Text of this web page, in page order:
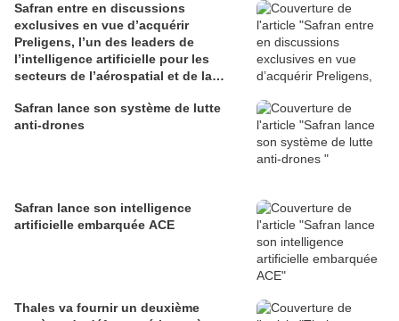
Safran entre en discussions
exclusives en vue d’acquérir
Preligens, l’un des leaders de
l’intelligence artificielle pour les
secteurs de l’aérospatial et de la
Safran lance son système de lutte
anti-drones
Safran lance son intelligence
artificielle embarquée ACE
Thales va fournir un deuxième